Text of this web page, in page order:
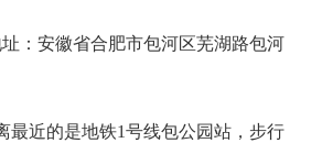
：安徽省合肥市包河区芜湖路包河
最近的是‌地铁1号线包公园站‌，步行